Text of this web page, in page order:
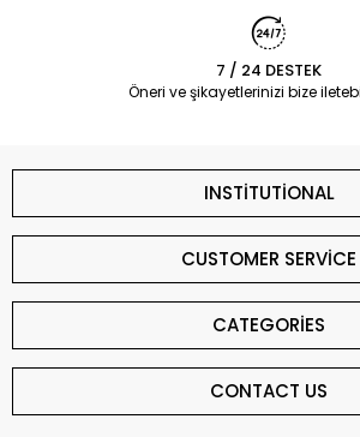
7 / 24 DESTEK
Öneri ve şikayetlerinizi bize
INSTİTUTİONAL
CUSTOMER SERVİCE
CATEGORİES
CONTACT US